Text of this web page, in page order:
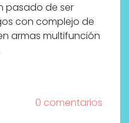
pasado de ser
con complejo de
armas multifunción
0 comentarios